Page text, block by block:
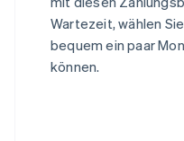
Wartezeit, wählen
bequem ein paar
können.